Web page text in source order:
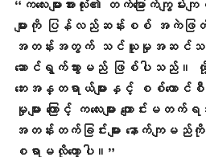
“ကလေးများအားလုံး၏ တက်မြောက်ကျွ
များကို ပြန်လည်ဆန်းစစ် အကဲဖ
အတန်းအတွက် သင်ယူမှုအဆင်သင့်
ဆောင်ရွက်သွားမည် ဖြစ်ပါသည်။ ထို့က
ဘေးအန္တရာယ်များနှင့် စစ်ကောင်
မှုများ ကြောင့် ကလေးများ ကျောင်
အတန်းတက်ခြင်းများ နောက်က
စရာမလိုတော့ပါ။”